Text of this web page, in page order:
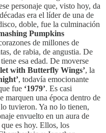
personaje que, visto hoy, da
era el líder de una de
doble, fue la culminación
Pumpkins
de millones de
de rabia, de angustia. De
esa edad. De moverse
with Butterfly Wings’, la
, todavía emocionante
fue ‘1979’. Es casi
marquen una época dentro de
tuvieron. Ya no lo tienen,
envuelto en un aura de
es hoy. Ellos, los